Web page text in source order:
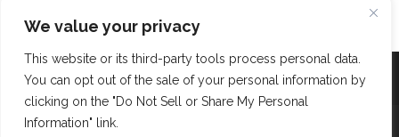
We value your privacy
This website or its third-party tools process personal data.
You can opt out of the sale of your personal information by
clicking on the "Do Not Sell or Share My Personal
Information" link.
FacebookInstagram
Twitter
Copyright © AK Fast News 2023. Powered and Designed